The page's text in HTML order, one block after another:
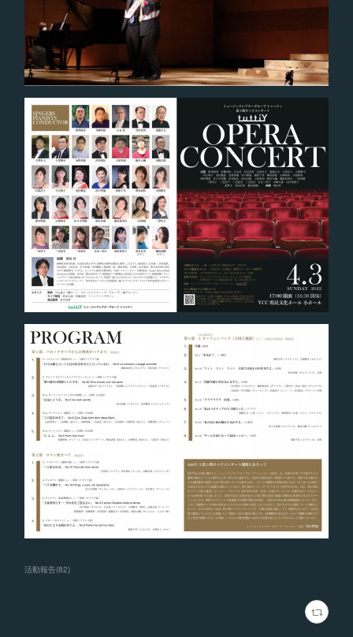
活動報告(82)